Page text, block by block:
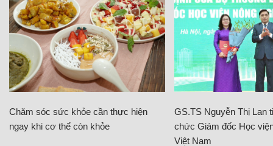
Chăm sóc sức khỏe cần thực hiện
ngay khi cơ thể còn khỏe
GS.TS Nguyễn Thị Lan
chức Giám đốc Học
Việt Nam